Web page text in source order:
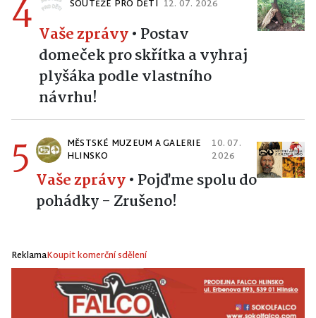
SOUTĚŽE PRO DĚTI 12. 07. 2026
Vaše zprávy• Postav
domeček pro skřítka a vyhraj
plyšáka podle vlastního
návrhu!
5
MĚSTSKÉ MUZEUM A GALERIE
HLINSKO
10. 07.
2026
Vaše zprávy• Pojďme spolu do
pohádky - Zrušeno!
ReklamaKoupit komerční sdělení